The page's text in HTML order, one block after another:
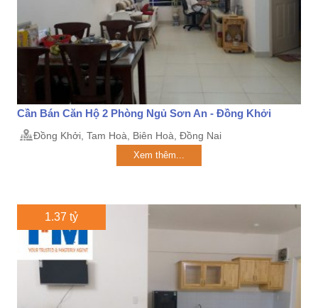
Cần Bán Căn Hộ 2 Phòng Ngủ Sơn An - Đồng Khởi
Đồng Khởi, Tam Hoà, Biên Hoà, Đồng Nai
Xem thêm...
1.37 tỷ